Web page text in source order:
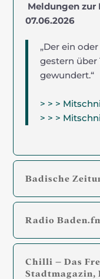
Meldungen
07.06.2026
„Der ein
gestern über
gewundert.“
> > >
> > >
Badische
Radio
Chilli – Das
Stadtmagazin,